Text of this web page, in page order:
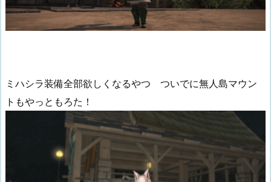
ミハシラ装備全部欲しくなるやつ ついでに無人島マウン
トもやっともろた！